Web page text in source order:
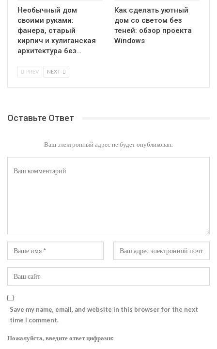
Необычный дом
своими руками:
фанера, старый
кирпич и хулиганская
архитектура без…
Как сделать уютный
дом со светом без
теней: обзор проекта
Windows
PREV NEXT
Оставьте Ответ
Ваш электронный адрес не будет опубликован.
Save my name, email, and website in this browser for the next
time I comment.
Пожалуйста, введите ответ цифрами: